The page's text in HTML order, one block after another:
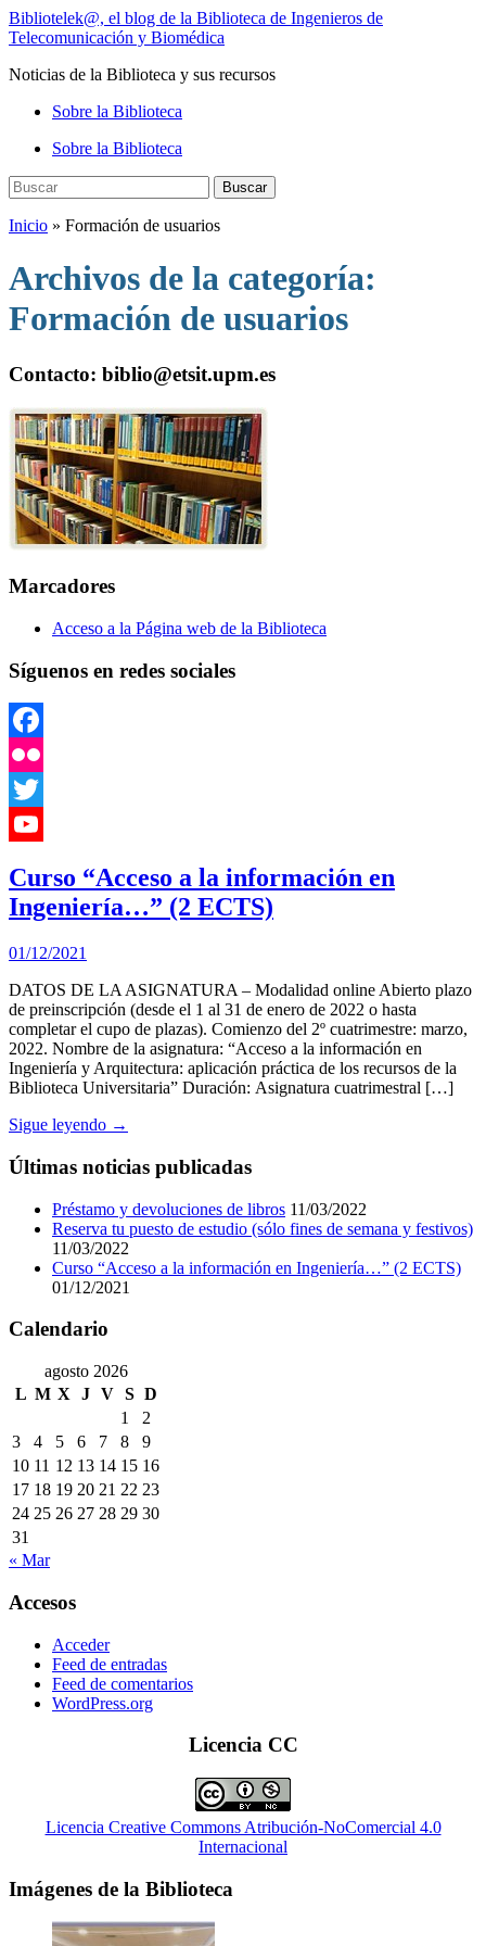
Saltar
al
principal
Bibliotelek@, el blog de la Biblioteca de Ingenieros de
Telecomunicación y Biomédica
Noticias de la Biblioteca y sus recursos
Alternar
menú
Sobre la Biblioteca
Sobre la Biblioteca
Buscar:
Buscar
Inicio » Formación de usuarios
Archivos de la categoría:
Formación de usuarios
Contacto: biblio@etsit.upm.es
Marcadores
Acceso a la Página web de la Biblioteca
Síguenos en redes sociales
Facebook
Flickr
Twitter
Channel
Curso “Acceso a la información en
Ingeniería…” (2 ECTS)
01/12/2021
DATOS DE LA ASIGNATURA – Modalidad online Abierto plazo
de preinscripción (desde el 1 al 31 de enero de 2022 o hasta
completar el cupo de plazas). Comienzo del 2º cuatrimestre: marzo,
2022. Nombre de la asignatura: “Acceso a la información en
Ingeniería y Arquitectura: aplicación práctica de los recursos de la
Biblioteca Universitaria” Duración: Asignatura cuatrimestral […]
Sigue leyendo →
Últimas noticias publicadas
Préstamo y devoluciones de libros 11/03/2022
Reserva tu puesto de estudio (sólo fines de semana y festivos)
11/03/2022
Curso “Acceso a la información en Ingeniería…” (2 ECTS)
01/12/2021
Calendario
agosto 2026
L M X J V S D
1
2
3
4 5 6 7 8
9
10 11 12 13 14 15 16
17 18 19 20 21 22 23
24 25 26 27 28 29 30
31
« Mar
Accesos
Acceder
Feed de entradas
Feed de comentarios
WordPress.org
Licencia CC
Licencia Creative Commons Atribución-NoComercial 4.0
Internacional
Imágenes de la Biblioteca